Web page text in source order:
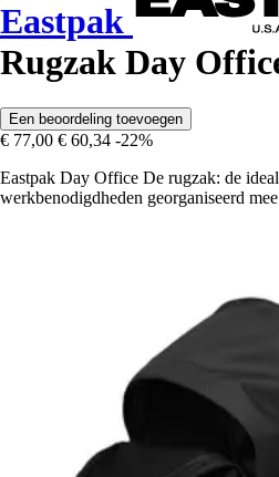
Eastpak
Rugzak Day
Een beoordeling toevoegen
€ 77,00 € 60,34 -22%
Eastpak Day Office De rugzak: de
werkbenodigdheden georganiseerd